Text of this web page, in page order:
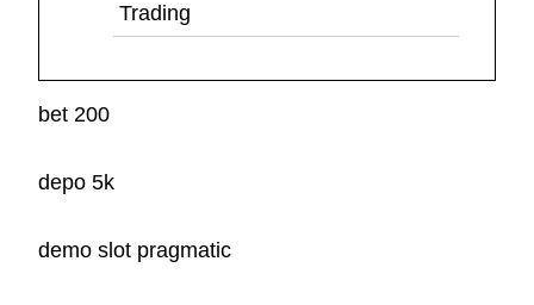
Trading
bet 200
depo 5k
demo slot pragmatic